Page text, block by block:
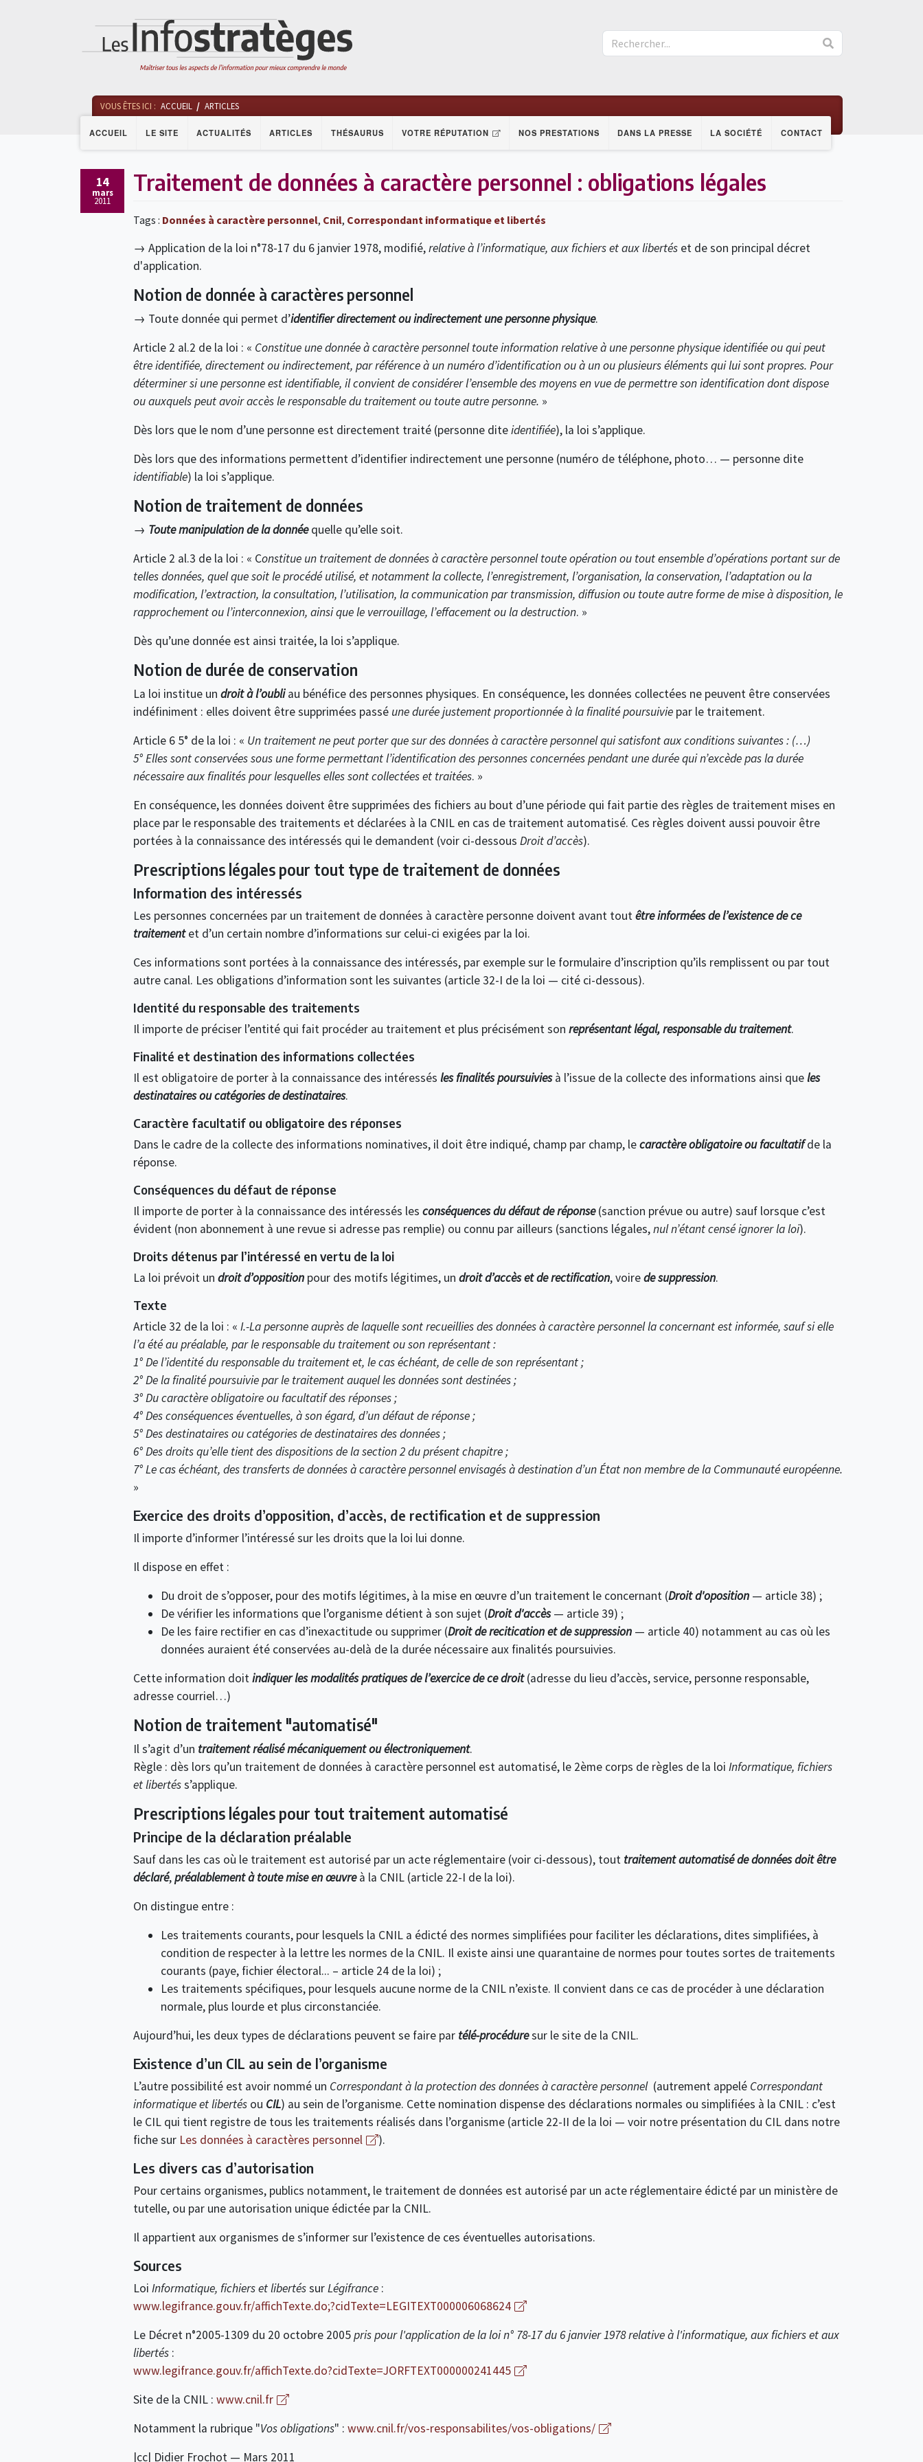
ACCUEIL LE SITE ACTUALITÉS ARTICLES THÉSAURUS VOTRE RÉPUTATION NOS PRESTATIONS DANS LA PRESSE LA SOCIÉTÉ CONTACT
VOUS ÊTES ICI : ACCUEIL ARTICLES
14
mars
2011
Traitement de données à caractère personnel : obligations légales
Tags : Données à caractère personnel, Cnil, Correspondant informatique et libertés
→ Application de la loi n°78-17 du 6 janvier 1978, modifié,relative à l’informatique, aux fichiers et aux libertéset de son principal décret
d'application.
Notion de donnée à caractères personnel
→ Toute donnée qui permet d’identifier directement ou indirectement une personne physique.
Article 2 al.2 de la loi : « Constitue une donnée à caractère personnel toute information relative à une personne physique identifiée ou qui peut
être identifiée, directement ou indirectement, par référence à un numéro d’identification ou à un ou plusieurs éléments qui lui sont propres. Pour
déterminer si une personne est identifiable, il convient de considérer l’ensemble des moyens en vue de permettre son identification dont dispose
ou auxquels peut avoir accès le responsable du traitement ou toute autre personne. »
Dès lors que le nom d’une personne est directement traité (personne diteidentifiée), la loi s’applique.
Dès lors que des informations permettent d’identifier indirectement une personne (numéro de téléphone, photo… — personne dite
identifiable) la loi s’applique.
Notion de traitement de données
→ Toute manipulation de la donnéequelle qu’elle soit.
Article 2 al.3 de la loi : « Constitue un traitement de données à caractère personnel toute opération ou tout ensemble d’opérations portant sur de
telles données, quel que soit le procédé utilisé, et notamment la collecte, l’enregistrement, l’organisation, la conservation, l’adaptation ou la
modification, l’extraction, la consultation, l’utilisation, la communication par transmission, diffusion ou toute autre forme de mise à disposition, le
rapprochement ou l’interconnexion, ainsi que le verrouillage, l’effacement ou la destruction. »
Dès qu’une donnée est ainsi traitée, la loi s’applique.
Notion de durée de conservation
La loi institue un droit à l’oubliau bénéfice des personnes physiques. En conséquence, les données collectées ne peuvent être conservées
indéfiniment : elles doivent être supprimées passé une durée justement proportionnée à la finalité poursuiviepar le traitement.
Article 6 5° de la loi : « Un traitement ne peut porter que sur des données à caractère personnel qui satisfont aux conditions suivantes : (…)
5° Elles sont conservées sous une forme permettant l’identification des personnes concernées pendant une durée qui n’excède pas la durée
nécessaire aux finalités pour lesquelles elles sont collectées et traitées. »
En conséquence, les données doivent être supprimées des fichiers au bout d’une période qui fait partie des règles de traitement mises en
place par le responsable des traitements et déclarées à la CNIL en cas de traitement automatisé. Ces règles doivent aussi pouvoir être
portées à la connaissance des intéressés qui le demandent (voir ci-dessous Droit d’accès).
Prescriptions légales pour tout type de traitement de données
Information des intéressés
Les personnes concernées par un traitement de données à caractère personne doivent avant toutêtre informées de l’existence de ce
traitementet d’un certain nombre d’informations sur celui-ci exigées par la loi.
Ces informations sont portées à la connaissance des intéressés, par exemple sur le formulaire d’inscription qu’ils remplissent ou par tout
autre canal. Les obligations d’information sont les suivantes (article 32-I de la loi — cité ci-dessous).
Identité du responsable des traitements
Il importe de préciser l’entité qui fait procéder au traitement et plus précisément son représentant légal, responsable du traitement.
Finalité et destination des informations collectées
Il est obligatoire de porter à la connaissance des intéressés les finalités poursuiviesà l’issue de la collecte des informations ainsi queles
destinataires ou catégories de destinataires.
Caractère facultatif ou obligatoire des réponses
Dans le cadre de la collecte des informations nominatives, il doit être indiqué, champ par champ, lecaractère obligatoire ou facultatifde la
réponse.
Conséquences du défaut de réponse
Il importe de porter à la connaissance des intéressés les conséquences du défaut de réponse(sanction prévue ou autre) sauf lorsque c’est
évident (non abonnement à une revue si adresse pas remplie) ou connu par ailleurs (sanctions légales,nul n’étant censé ignorer la loi).
Droits détenus par l’intéressé en vertu de la loi
La loi prévoit un droit d’oppositionpour des motifs légitimes, un droit d’accès et de rectification, voirede suppression.
Texte
Article 32 de la loi : « I.-La personne auprès de laquelle sont recueillies des données à caractère personnel la concernant est informée, sauf si elle
l’a été au préalable, par le responsable du traitement ou son représentant :
1° De l’identité du responsable du traitement et, le cas échéant, de celle de son représentant ;
2° De la finalité poursuivie par le traitement auquel les données sont destinées ;
3° Du caractère obligatoire ou facultatif des réponses ;
4° Des conséquences éventuelles, à son égard, d’un défaut de réponse ;
5° Des destinataires ou catégories de destinataires des données ;
6° Des droits qu’elle tient des dispositions de la section 2 du présent chapitre ;
7° Le cas échéant, des transferts de données à caractère personnel envisagés à destination d’un État non membre de la Communauté européenne.
»
Exercice des droits d’opposition, d’accès, de rectification et de suppression
Il importe d’informer l’intéressé sur les droits que la loi lui donne.
Il dispose en effet :
Du droit de s’opposer, pour des motifs légitimes, à la mise en œuvre d’un traitement le concernant (Droit d'oposition— article 38) ;
De vérifier les informations que l’organisme détient à son sujet (Droit d'accès— article 39) ;
De les faire rectifier en cas d’inexactitude ou supprimer (Droit de recitication et de suppression— article 40) notamment au cas où les
données auraient été conservées au-delà de la durée nécessaire aux finalités poursuivies.
Cette information doitindiquer les modalités pratiques de l’exercice de ce droit(adresse du lieu d’accès, service, personne responsable,
adresse courriel…)
Notion de traitement "automatisé"
Il s’agit d’un traitement réalisé mécaniquement ou électroniquement.
Règle : dès lors qu’un traitement de données à caractère personnel est automatisé, le 2ème corps de règles de la loi Informatique, fichiers
et libertéss’applique.
Prescriptions légales pour tout traitement automatisé
Principe de la déclaration préalable
Sauf dans les cas où le traitement est autorisé par un acte réglementaire (voir ci-dessous), tout traitement automatisé de données doit être
déclaré,préalablement à toute mise en œuvreà la CNIL (article 22-I de la loi).
On distingue entre :
Les traitements courants, pour lesquels la CNIL a édicté des normes simplifiées pour faciliter les déclarations, dites simplifiées, à
condition de respecter à la lettre les normes de la CNIL. Il existe ainsi une quarantaine de normes pour toutes sortes de traitements
courants (paye, fichier électoral... – article 24 de la loi) ;
Les traitements spécifiques, pour lesquels aucune norme de la CNIL n’existe. Il convient dans ce cas de procéder à une déclaration
normale, plus lourde et plus circonstanciée.
Aujourd’hui, les deux types de déclarations peuvent se faire par télé-procéduresur le site de la CNIL.
Existence d’un CIL au sein de l’organisme
L’autre possibilité est avoir nommé un Correspondant à la protection des données à caractère personnel (autrement appelé Correspondant
informatique et libertésou CIL) au sein de l’organisme. Cette nomination dispense des déclarations normales ou simplifiées à la CNIL : c’est
le CIL qui tient registre de tous les traitements réalisés dans l’organisme (article 22-II de la loi — voir notre présentation du CIL dans notre
fiche sur Les données à caractères personnel ).
Les divers cas d’autorisation
Pour certains organismes, publics notamment, le traitement de données est autorisé par un acte réglementaire édicté par un ministère de
tutelle, ou par une autorisation unique édictée par la CNIL.
Il appartient aux organismes de s’informer sur l’existence de ces éventuelles autorisations.
Sources
Loi Informatique, fichiers et libertéssurLégifrance:
www.legifrance.gouv.fr/affichTexte.do;?cidTexte=LEGITEXT000006068624
Le Décret n°2005-1309 du 20 octobre 2005pris pour l'application de la loi n° 78-17 du 6 janvier 1978 relative à l'informatique, aux fichiers et aux
libertés:
www.legifrance.gouv.fr/affichTexte.do?cidTexte=JORFTEXT000000241445
Site de la CNIL : www.cnil.fr
Notamment la rubrique "Vos obligations" : www.cnil.fr/vos-responsabilites/vos-obligations/
|cc| Didier Frochot — Mars 2011